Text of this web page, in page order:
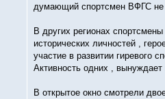
думающий спортсмен ВФГС не
В других регионах
исторических личностей ,
участие в развитии
Активность одних , вынуждает
В открытое окно смотрели